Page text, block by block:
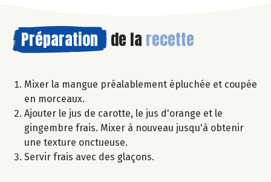
Préparation de la recette
Mixer la mangue préalablement épluchée et coupée
en morceaux.
Ajouter le jus de carotte, le jus d'orange et le
gingembre frais. Mixer à nouveau jusqu'à obtenir
une texture onctueuse.
Servir frais avec des glaçons.